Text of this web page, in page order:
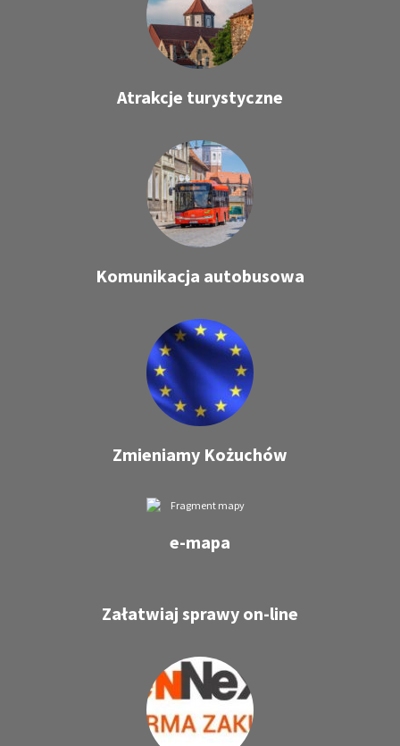
Atrakcje turystyczne
Komunikacja autobusowa
Zmieniamy Kożuchów
e-mapa
Załatwiaj sprawy on-line